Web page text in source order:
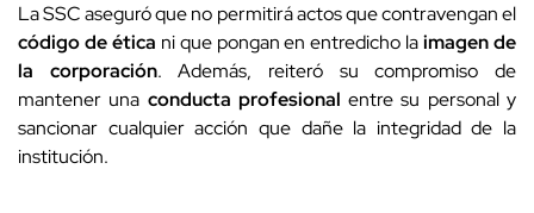
La SSC aseguró que no permitirá actos que contravengan el
código de ética ni que pongan en entredicho laimagen de
la corporación. Además, reiteró su compromiso de
mantener una conducta profesional entre su personal y
sancionar cualquier acción que dañe la integridad de la
institución.